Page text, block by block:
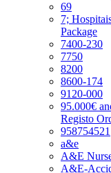
69
7;
Package
7400-230
7750
8200
8600-174
9120-000
95.000€
Registo
958754521
a&e
A&E
A&E-